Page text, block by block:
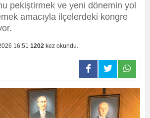
pekiştirmek ve yeni dönemin yol
amacıyla ilçelerdeki kongre
16:51 1202 kez okundu.